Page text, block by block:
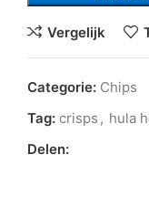
Vergelijk
Categorie: Chips
Tag: crisps , hula
Delen: